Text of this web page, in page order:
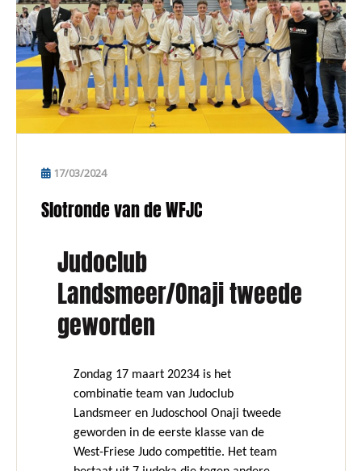
17/03/2024
Slotronde van de WFJC
Judoclub
Landsmeer/Onaji tweede
geworden
Zondag 17 maart 20234 is het
combinatie team van Judoclub
Landsmeer en Judoschool Onaji tweede
geworden in de eerste klasse van de
West-Friese Judo competitie. Het team